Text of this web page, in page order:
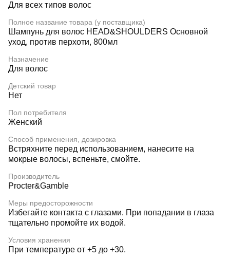
Для всех типов волос
Полное название товара (у поставщика)
Шампунь для волос HEAD&SHOULDERS Основной
уход, против перхоти, 800мл
Назначение
Для волос
Детский товар
Нет
Пол потребителя
Женский
Способ применения, дозировка
Встряхните перед использованием, нанесите на
мокрые волосы, вспеньте, смойте.
Производитель
Procter&Gamble
Меры предосторожности
Избегайте контакта с глазами. При попадании в глаза
тщательно промойте их водой.
Условия хранения
При температуре от +5 до +30.